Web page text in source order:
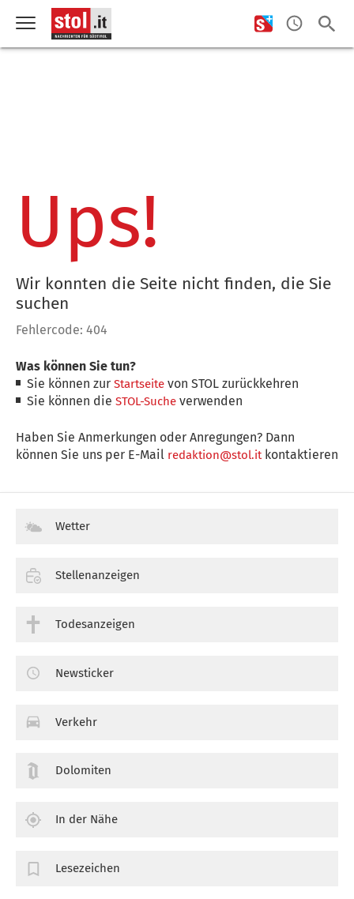
Ups!
Wir konnten die Seite nicht finden, die Sie
suchen
Fehlercode: 404
Was können Sie tun?
Sie können zurStartseite von STOL zurückkehren
Sie können dieSTOL-Suche verwenden
Haben Sie Anmerkungen oder Anregungen? Dann
können Sie uns per E-Mail redaktion@stol.itkontaktieren
Wetter
Stellenanzeigen
Todesanzeigen
Newsticker
Verkehr
Dolomiten
In der Nähe
Lesezeichen